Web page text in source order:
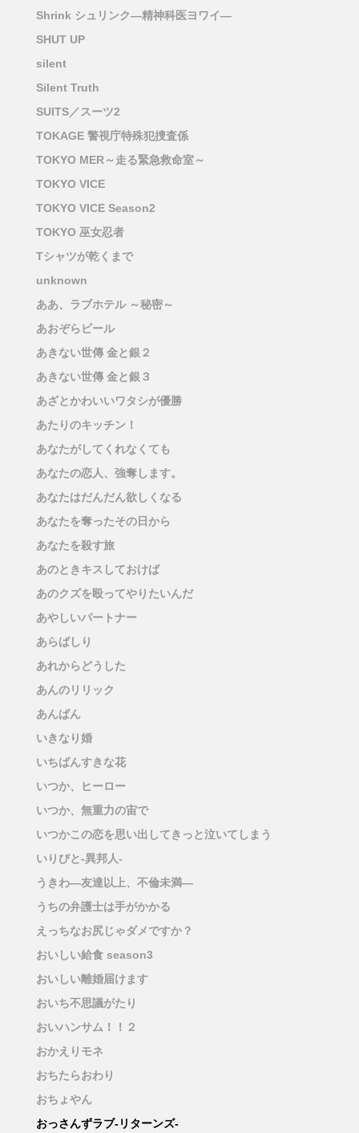
Shrink シュリンク―精神科医ヨワイ―
SHUT UP
silent
Silent Truth
SUITS／スーツ2
TOKAGE 警視庁特殊犯捜査係
TOKYO MER～走る緊急救命室～
TOKYO VICE
TOKYO VICE Season2
TOKYO 巫女忍者
Tシャツが乾くまで
unknown
ああ、ラブホテル ～秘密～
あおぞらビール
あきない世傳 金と銀２
あきない世傳 金と銀３
あざとかわいいワタシが優勝
あたりのキッチン！
あなたがしてくれなくても
あなたの恋人、強奪します。
あなたはだんだん欲しくなる
あなたを奪ったその日から
あなたを殺す旅
あのときキスしておけば
あのクズを殴ってやりたいんだ
あやしいパートナー
あらばしり
あれからどうした
あんのリリック
あんぱん
いきなり婚
いちばんすきな花
いつか、ヒーロー
いつか、無重力の宙で
いつかこの恋を思い出してきっと泣いてしまう
いりびと-異邦人-
うきわ―友達以上、不倫未満―
うちの弁護士は手がかかる
えっちなお尻じゃダメですか？
おいしい給食 season3
おいしい離婚届けます
おいち不思議がたり
おいハンサム！！２
おかえりモネ
おちたらおわり
おちょやん
おっさんずラブ-リターンズ-